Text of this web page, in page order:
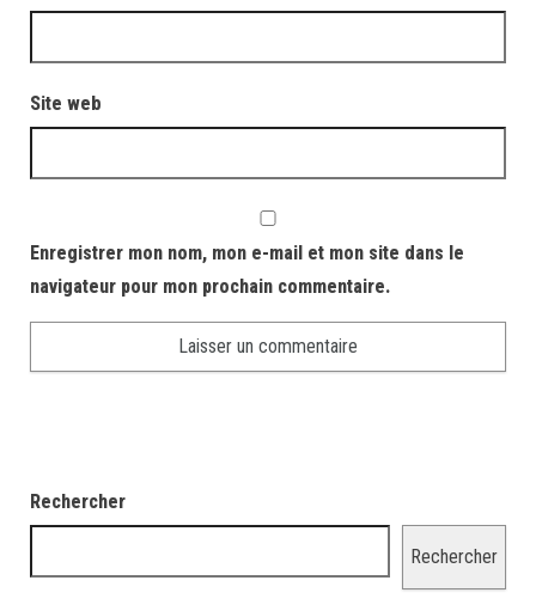
Site web
Enregistrer mon nom, mon e-mail et mon site dans le
navigateur pour mon prochain commentaire.
Rechercher
Rechercher